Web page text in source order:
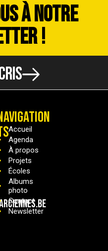
À NOTRE
!
Accueil
Agenda
À propos
Projets
Écoles
Albums
photo
Contact
Newsletter